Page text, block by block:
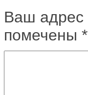
Ваш адрес
помечены *